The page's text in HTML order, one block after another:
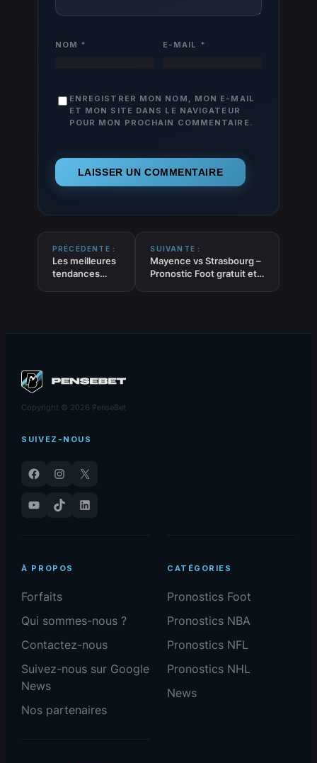
NOM * E-MAIL *
ENREGISTRER MON NOM, MON E-MAIL
ET MON SITE DANS LE NAVIGATEUR
POUR MON PROCHAIN COMMENTAIRE.
PRÉCÉDENTE :
Les meilleures
tendances
SUIVANTE :
Mayence vs Strasbourg –
Pronostic Foot gratuit et
Copyright © 2026 PenseBet
SUIVEZ-NOUS
Facebook Instagram
X
YouTube
TikTok LinkedIn
À PROPOS
Forfaits
Qui sommes-nous ?
Contactez-nous
Suivez-nous sur Google
News
Nos partenaires
CATÉGORIES
Pronostics Foot
Pronostics NBA
Pronostics NFL
Pronostics NHL
News